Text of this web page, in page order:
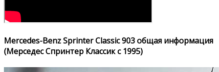
Mercedes-Benz Sprinter Classic 903 общая информация
(Мерседес Спринтер Классик с 1995)